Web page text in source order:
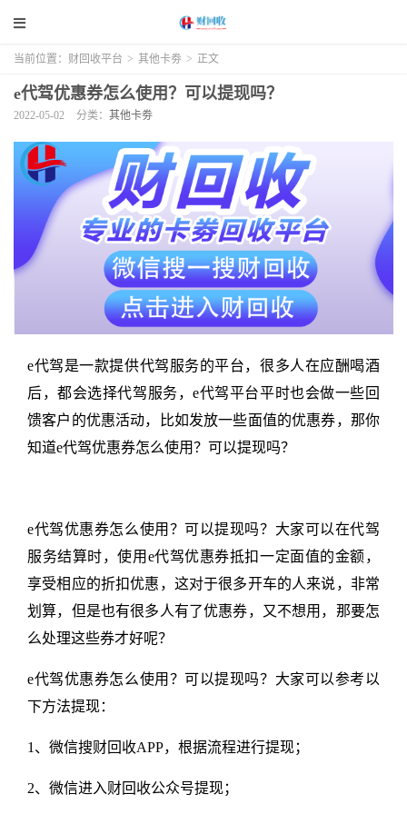
当前位置： 财回收平台 > 其他卡劵 > 正文
e代驾优惠券怎么使用？可以提现吗？
2022-05-02 分类： 其他卡劵
e代驾是一款提供代驾服务的平台，很多人在应酬喝酒
后，都会选择代驾服务，e代驾平台平时也会做一些回
馈客户的优惠活动，比如发放一些面值的优惠券，那你
知道e代驾优惠券怎么使用？可以提现吗？
e代驾优惠券怎么使用？可以提现吗？大家可以在代驾
服务结算时，使用e代驾优惠券抵扣一定面值的金额，
享受相应的折扣优惠，这对于很多开车的人来说，非常
划算，但是也有很多人有了优惠券，又不想用，那要怎
么处理这些券才好呢？
e代驾优惠券怎么使用？可以提现吗？大家可以参考以
下方法提现：
1、微信搜财回收APP，根据流程进行提现；
2、微信进入财回收公众号提现；